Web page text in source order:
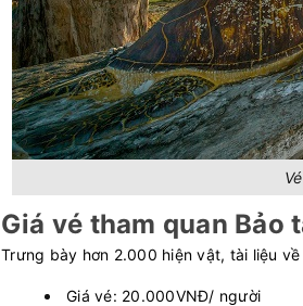
Giá vé tham quan Bảo
Trưng bày hơn 2.000 hiện vật, tài liệu
Giá vé: 20.000VNĐ/ người